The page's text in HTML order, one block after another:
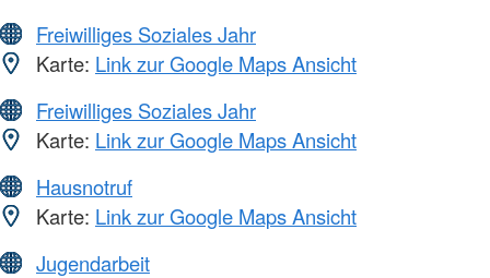
Freiwilliges Soziales Jahr
Karte: Link zur Google Maps Ansicht
Freiwilliges Soziales Jahr
Karte: Link zur Google Maps Ansicht
Hausnotruf
Karte: Link zur Google Maps Ansicht
Jugendarbeit